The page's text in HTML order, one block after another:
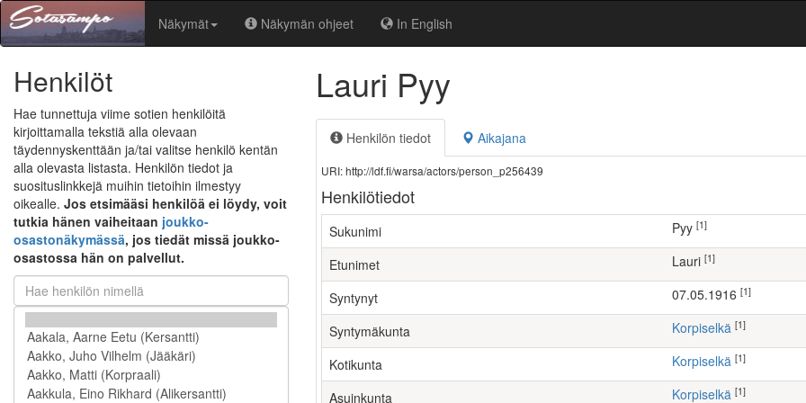
Näkymät Näkymän ohjeet In English
Henkilöt
Hae tunnettuja viime sotien henkilöitä
kirjoittamalla tekstiä alla olevaan
täydennyskenttään ja/tai valitse henkilö kentän
alla olevasta listasta. Henkilön tiedot ja
suosituslinkkejä muihin tietoihin ilmestyy
oikealle. Jos etsimääsi henkilöä ei löydy, voit
tutkia hänen vaiheitaan joukko-
osastonäkymässä, jos tiedät missä joukko-
osastossa hän on palvellut.
Lauri Pyy
Henkilön tiedot Aikajana
URI: http://ldf.fi/warsa/actors/person_p256439
Henkilötiedot
Sukunimi Pyy [1]
Etunimet Lauri [1]
Syntynyt 07.05.1916 [1]
Syntymäkunta Korpiselkä [1]
Kotikunta Korpiselkä [1]
Asuinkunta Korpiselkä [1]